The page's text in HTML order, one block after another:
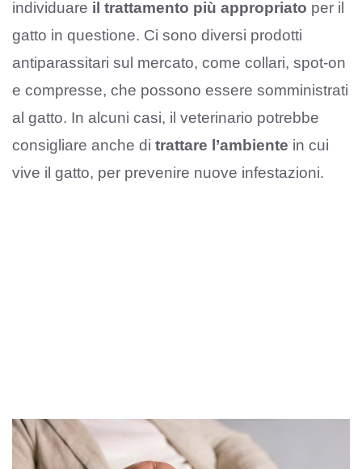
individuare il trattamento più appropriato per il
gatto in questione. Ci sono diversi prodotti
antiparassitari sul mercato, come collari, spot-on
e compresse, che possono essere somministrati
al gatto. In alcuni casi, il veterinario potrebbe
consigliare anche di trattare l’ambiente in cui
vive il gatto, per prevenire nuove infestazioni.